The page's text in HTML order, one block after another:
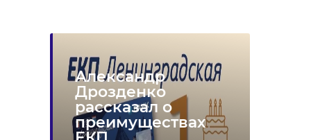
Александр
Дрозденко
рассказал о
преимуществах